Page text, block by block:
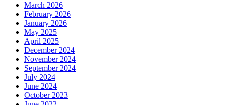
March 2026
February 2026
January 2026
May 2025
April 2025
December 2024
November 2024
September 2024
July 2024
June 2024
October 2023